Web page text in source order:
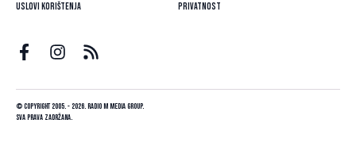
Uslovi korištenja Privatnost
© Copyright 2005. - 2026. Radio M Media Group.
Sva prava zadržana.